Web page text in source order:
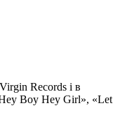
Records і в
Boy Hey Girl», «Let